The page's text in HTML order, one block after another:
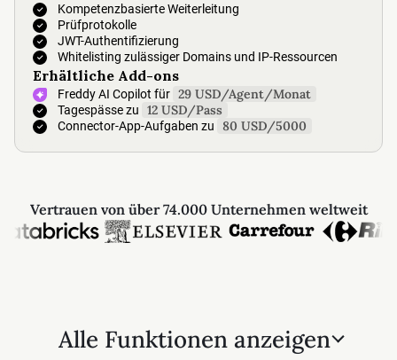
Kompetenzbasierte Weiterleitung
Prüfprotokolle
JWT-Authentifizierung
Whitelisting zulässiger Domains und IP-Ressourcen
Erhältliche Add-ons
Freddy AI Copilot für 29 USD/Agent/Monat
Tagespässe zu 12 USD/Pass
Connector-App-Aufgaben zu 80 USD/5000
Vertrauen von über 74.000 Unternehmen weltweit
Alle Funktionen anzeigen